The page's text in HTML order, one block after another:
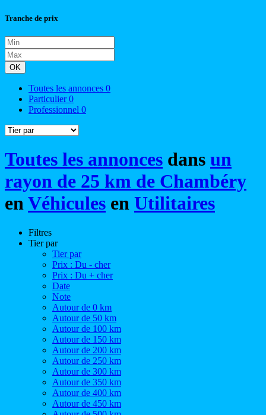
Tranche de prix
OK
Toutes les annonces 0
Particulier0
Professionnel 0
Toutes les annonces dans un
rayon de 25 km de Chambéry
enVéhicules en Utilitaires
Filtres
Tier par
Tier par
Prix : Du - cher
Prix : Du + cher
Date
Note
Autour de 0 km
Autour de 50 km
Autour de 100 km
Autour de 150 km
Autour de 200 km
Autour de 250 km
Autour de 300 km
Autour de 350 km
Autour de 400 km
Autour de 450 km